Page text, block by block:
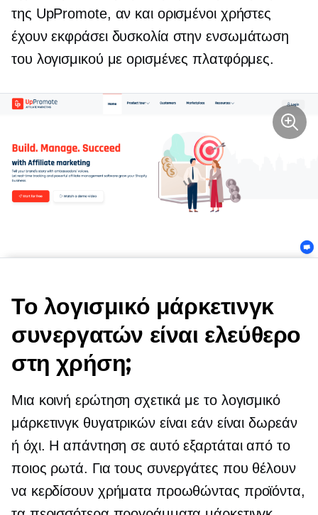
της UpPromote, αν και ορισμένοι χρήστες
έχουν εκφράσει δυσκολία στην ενσωμάτωση
του λογισμικού με ορισμένες πλατφόρμες.
Το λογισμικό μάρκετινγκ
συνεργατών είναι ελεύθερο
στη χρήση;
Μια κοινή ερώτηση σχετικά με το λογισμικό
μάρκετινγκ θυγατρικών είναι εάν είναι δωρεάν
ή όχι. Η απάντηση σε αυτό εξαρτάται από το
ποιος ρωτά. Για τους συνεργάτες που θέλουν
να κερδίσουν χρήματα προωθώντας προϊόντα,